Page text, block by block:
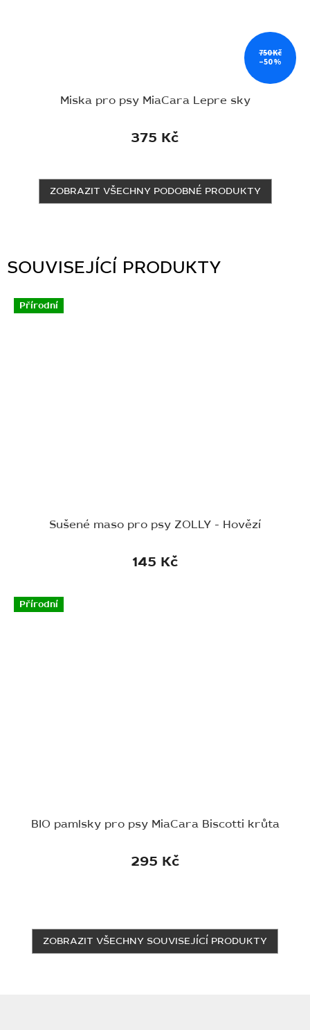
SOUVISEJÍCÍ PRODUKTY
Přírodní
Sušené maso pro psy ZOLLY - Hovězí
145 Kč
Přírodní
BIO pamlsky pro psy MiaCara Biscotti krůta
295 Kč
ZOBRAZIT VŠECHNY SOUVISEJÍCÍ PRODUKTY
750 Kč
–50 %
Miska pro psy MiaCara Lepre sky
375 Kč
ZOBRAZIT VŠECHNY PODOBNÉ PRODUKTY